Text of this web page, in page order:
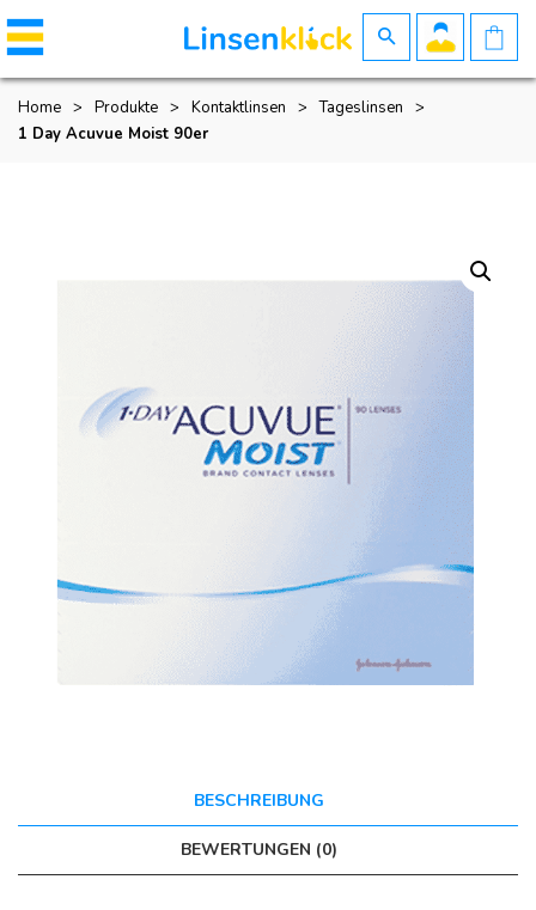
Home > Produkte > Kontaktlinsen > Tageslinsen
>
1 Day Acuvue Moist 90er
BESCHREIBUNG
BEWERTUNGEN (0)